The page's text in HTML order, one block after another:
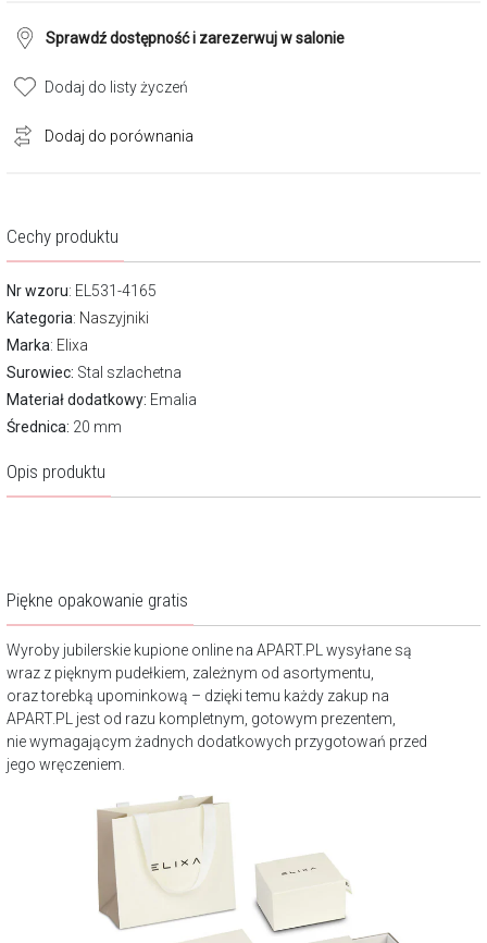
Sprawdź dostępność i zarezerwuj w salonie
Dodaj do listy życzeń
Dodaj do porównania
Cechy produktu
Nr wzoru: EL531-4165
Kategoria: Naszyjniki
Marka: Elixa
Surowiec: Stal szlachetna
Materiał dodatkowy: Emalia
Średnica: 20 mm
Opis produktu
Piękne opakowanie gratis
Wyroby jubilerskie kupione online na APART.PL wysyłane są
wraz z pięknym pudełkiem, zależnym od asortymentu,
oraz torebką upominkową – dzięki temu każdy zakup na
APART.PL jest od razu kompletnym, gotowym prezentem,
nie wymagającym żadnych dodatkowych przygotowań przed
jego wręczeniem.